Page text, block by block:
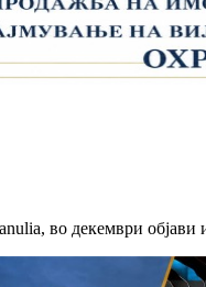
во декември